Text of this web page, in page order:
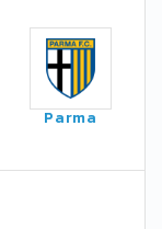
Parma